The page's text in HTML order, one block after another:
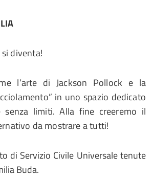
diventa!
l’arte di Jackson Pollock e la
in uno spazio dedicato
senza limiti. Alla fine creeremo il
da mostrare a tutti!
di Servizio Civile Universale tenute
Buda.